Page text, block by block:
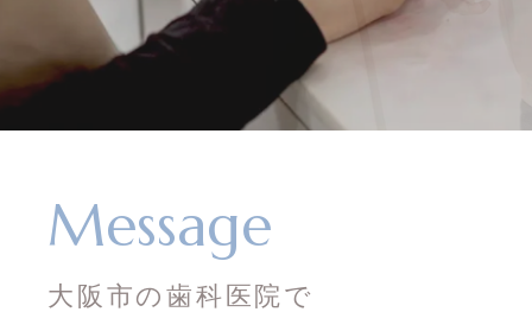
Message
大阪市の歯科医院で